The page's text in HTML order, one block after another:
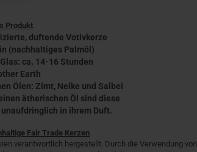
Produkt
duftende Votivkerze
(nachhaltiges Palmöl)
ca. 14-16 Stunden
Earth
Ölen: Zimt, Nelke und Salbei
ätherischen Öl sind diese
in ihrem Duft.
Fair Trade Kerzen
verantwortlich hergestellt. Durch die Verwendung von